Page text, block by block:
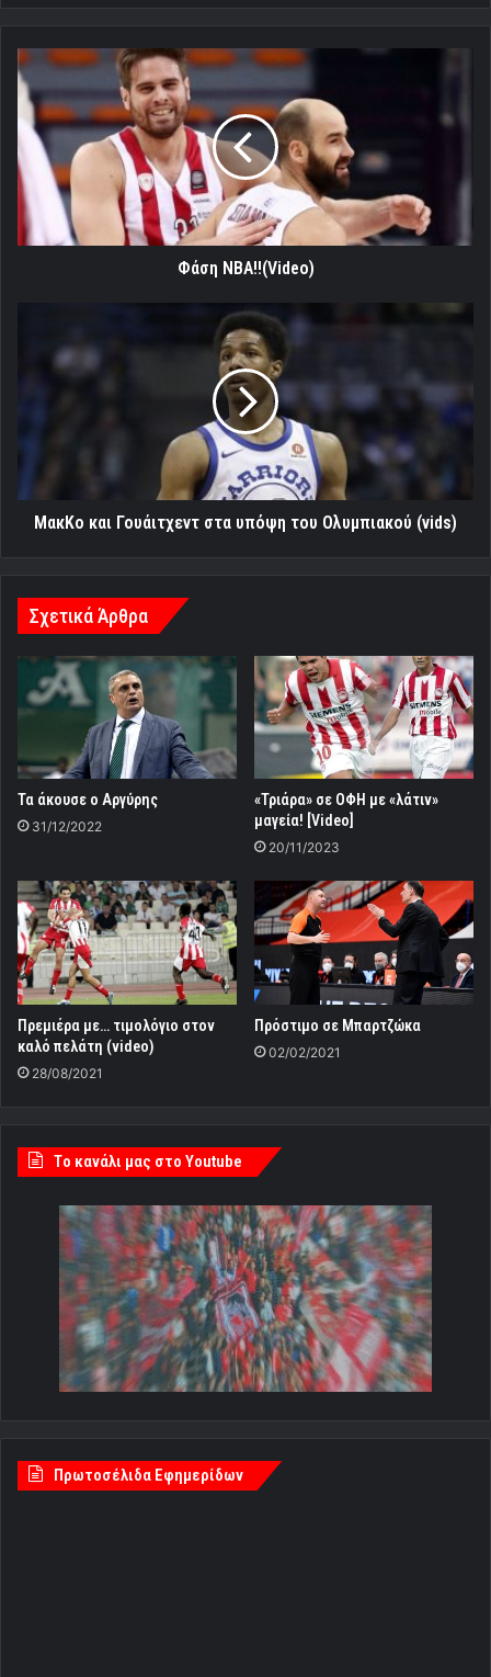
Φάση
NBA!!
(Video)
Φάση NBA!!(Video)
Γουάιτχεντ
Ολυμπιακού
ΜακΚο και Γουάιτχεντ στα υπόψη του Ολυμπιακού (vids)
Σχετικά Άρθρα
Τα άκουσε ο Αργύρης
31/12/2022
«Τριάρα» σε ΟΦΗ με «λάτιν»
μαγεία! [Video]
20/11/2023
Πρεμιέρα με… τιμολόγιο στον
καλό πελάτη (video)
28/08/2021
Πρόστιμο σε Μπαρτζώκα
02/02/2021
Tο κανάλι μας στο Youtube
Πρωτοσέλιδα Εφημερίδων